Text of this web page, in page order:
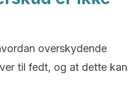
overskydende
til fedt, og at dette kan